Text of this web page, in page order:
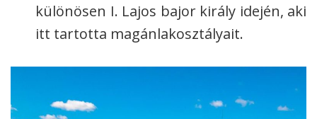
különösen I. Lajos bajor király idején, aki
itt tartotta magánlakosztályait.